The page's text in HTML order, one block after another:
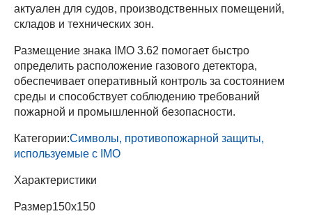
актуален для судов, производственных помещений,
складов и технических зон.
Размещение знака IMO 3.62 помогает быстро
определить расположение газового детектора,
обеспечивает оперативный контроль за состоянием
среды и способствует соблюдению требований
пожарной и промышленной безопасности.
Категории:Символы, противопожарной защиты,
используемые с IMO
Характеристики
Размер150х150